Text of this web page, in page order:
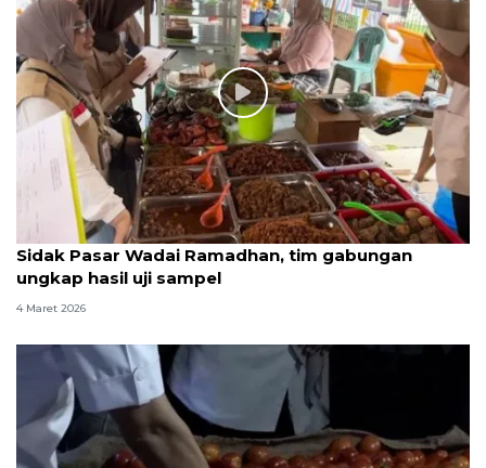
Sidak Pasar Wadai Ramadhan, tim gabungan
ungkap hasil uji sampel
4 Maret 2026